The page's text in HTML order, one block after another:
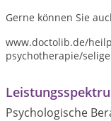
Gerne können Sie
www.doctolib.de/
psychotherapie/
Psychologische